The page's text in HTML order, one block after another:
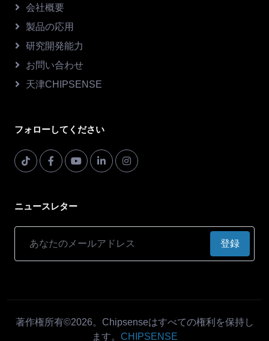
会社概要
製品の応用
研究開発能力
お問い合わせ
天津CHIPSENSE
フォローしてください
ニュースレター
登録
著作権所有©2026。Chipsenseはすべての権利を保持し
ます。 CHIPSENSE